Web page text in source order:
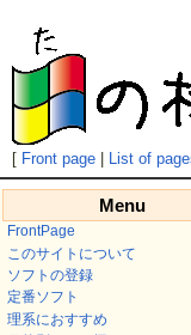
[ Front page| List of
Menu
FrontPage
このサイトについて
ソフトの登録
定番ソフト
理系におすすめ